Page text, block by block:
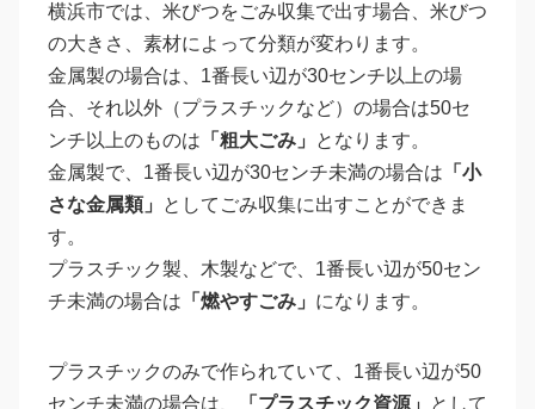
横浜市では、米びつをごみ収集で出す場合、米びつ
の大きさ、素材によって分類が変わります。
金属製の場合は、1番長い辺が30センチ以上の場
合、それ以外（プラスチックなど）の場合は50セ
ンチ以上のものは 「粗大ごみ」
となります。
金属製で、1番長い辺が30センチ未満の場合は 「小
さな金属類」
としてごみ収集に出すことができま
す。
プラスチック製、木製などで、1番長い辺が50セン
チ未満の場合は 「燃やすごみ」 になります。
プラスチックのみで作られていて、1番長い辺が50
センチ未満の場合は、
「プラスチック資源」
として